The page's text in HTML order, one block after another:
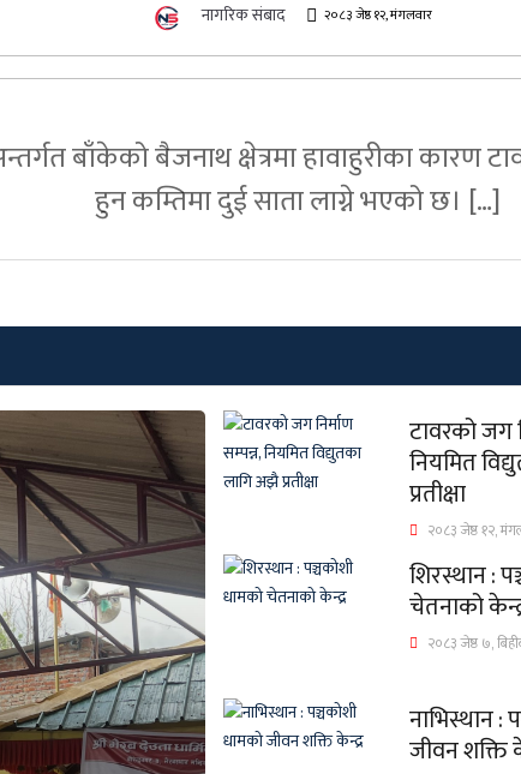
नागरिक संबाद २०८३ जेष्ठ १२, मंगलवार
बाँकेको बैजनाथ क्षेत्रमा हावाहुरीका कारण
हुन कम्तिमा दुई साता लाग्ने भएको छ। […]
टावरको जग
नियमित
प्रतीक्षा
२०८३ जेष्ठ १२,
शिरस्थान :
चेतनाको
२०८३ जेष्ठ ७,
नाभिस्थान :
जीवन शक्ति